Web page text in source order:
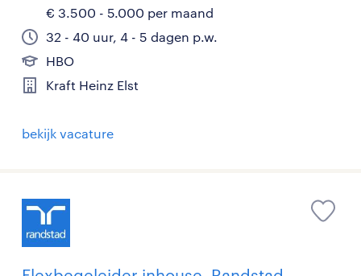
€ 3.500 - 5.000 per maand
32 - 40 uur, 4 - 5 dagen p.w.
HBO
Kraft Heinz Elst
bekijk vacature